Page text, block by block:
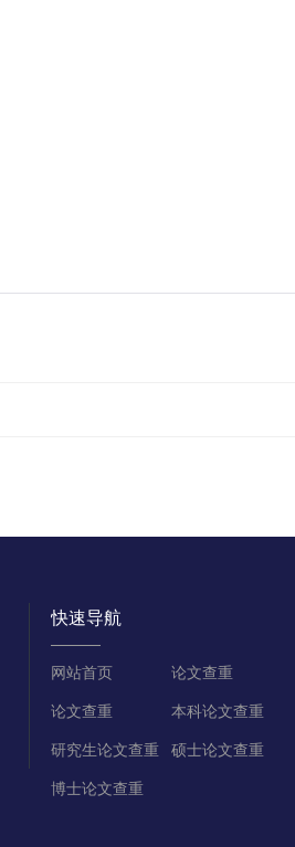
快速导航
网站首页 论文查重
论文查重 本科论文查重
研究生论文查重 硕士论文查重
博士论文查重